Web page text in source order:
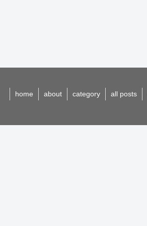
home about category all posts